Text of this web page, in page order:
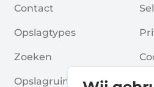
Contact
Opslagtypes
Zoeken
Opslagruimte Aanvrage